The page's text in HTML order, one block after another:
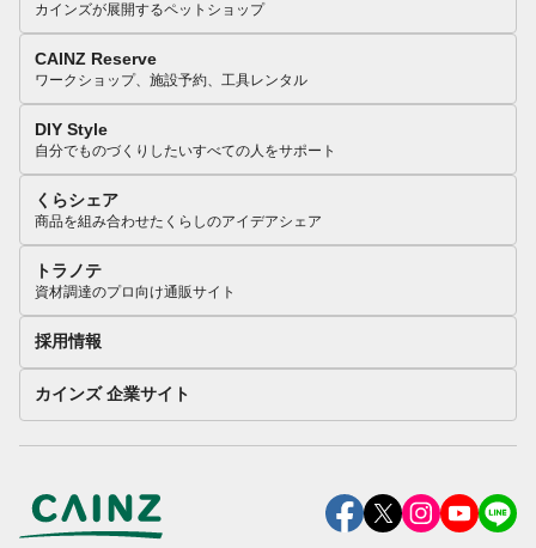
カインズが展開するペットショップ
CAINZ Reserve
ワークショップ、施設予約、工具レンタル
DIY Style
自分でものづくりしたいすべての人をサポート
くらシェア
商品を組み合わせたくらしのアイデアシェア
トラノテ
資材調達のプロ向け通販サイト
採用情報
カインズ 企業サイト